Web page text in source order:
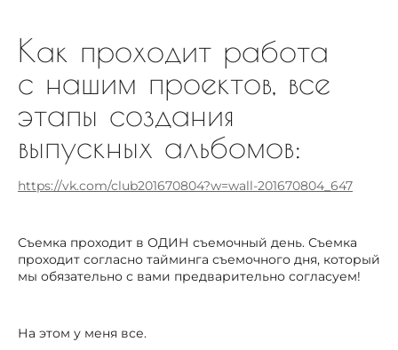
Как проходит работа
с нашим проектов, все
этапы создания
выпускных альбомов:
https://vk.com/club201670804?w=wall-201670804_647
Съемка проходит в ОДИН съемочный день. Съемка
проходит согласно тайминга съемочного дня, который
мы обязательно с вами предварительно согласуем!
На этом у меня все.